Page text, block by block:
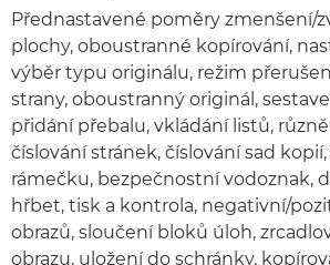
Přednastavené poměry zmenšení/
plochy, oboustranné kopírování,
výběr typu originálu, režim
strany, oboustranný originál,
přidání přebalu, vkládání listů,
číslování stránek, číslování sad
rámečku, bezpečnostní vodoznak,
hřbet, tisk a kontrola, negativní/
obrazů, sloučení bloků úloh,
obrazu, uložení do schránky,